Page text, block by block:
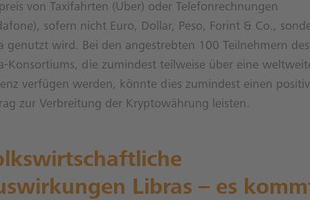
von Taxifahrten (Uber) oder Telefonrechnungen
sofern nicht Euro, Dollar, Peso, Forint & Co.,
genutzt wird. Bei den angestrebten 100 Teilnehmern des
Konsortiums, die zumindest teilweise über eine
verfügen werden, könnte dies zumindest einen
zur Verbreitung der Kryptowährung leisten.
Libras – es